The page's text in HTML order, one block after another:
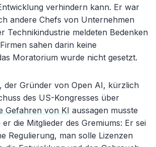
verhindern kann. Er war
andere Chefs von Unternehmen
Technikindustrie meldeten Bedenken
sahen darin keine
Moratorium wurde nicht gesetzt.
der Gründer von Open AI, kürzlich
des US-Kongresses über
Gefahren von KI aussagen musste
die Mitglieder des Gremiums: Er sei
Regulierung, man solle Lizenzen